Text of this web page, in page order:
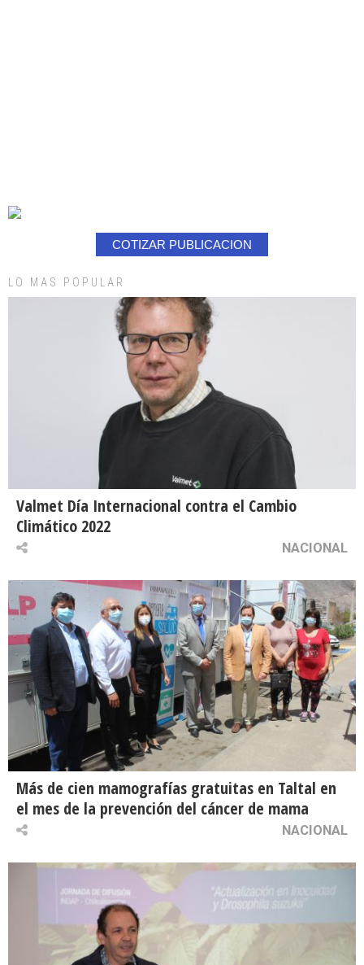
COTIZAR PUBLICACION
LO MAS POPULAR
Valmet Día Internacional contra el Cambio
Climático 2022
NACIONAL
Más de cien mamografías gratuitas en Taltal en
el mes de la prevención del cáncer de mama
NACIONAL